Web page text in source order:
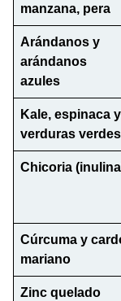
manzana, pera
Arándanos y
arándanos
azules
Kale, espinaca y
verduras verdes
Chicoria
Cúrcuma y
mariano
Zinc quelado